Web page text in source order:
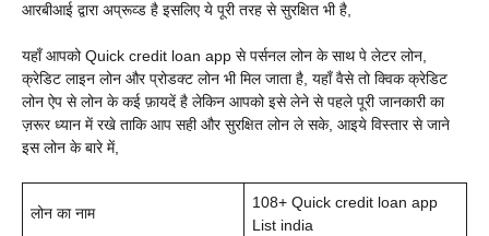
आरबीआई द्वारा अप्रूव्ड है इसलिए ये पूरी तरह से सुरक्षित भी है,
यहाँ आपकोQuick credit loan app से पर्सनल लोन के साथ पे लेटर लोन,
क्रेडिट लाइन लोन और प्रोडक्ट लोन भी मिल जाता है, यहाँ वैसे तो क्विक क्रेडिट
लोन ऐप से लोन के कई फ़ायदें है लेकिन आपको इसे लेने से पहले पूरी जानकारी का
ज़रूर ध्यान में रखे ताकि आप सही और सुरक्षित लोन ले सके, आइये विस्तार से जाने
इस लोन के बारे में,
लोन का नाम
108+ Quick credit loan app
List india